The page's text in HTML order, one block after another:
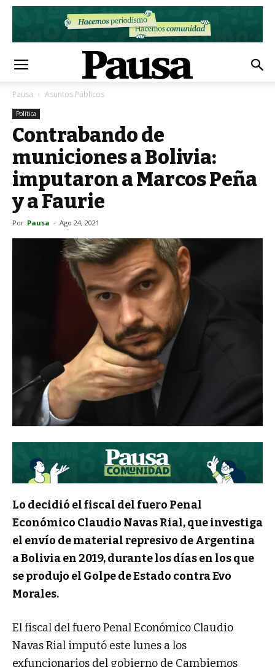
Pausa Asuntos Públicos
Política
Contrabando de
municiones a Bolivia:
imputaron a Marcos Peña
y a Faurie
Por Pausa - Ago 24, 2021
Lo decidió el fiscal del fuero Penal
Económico Claudio Navas Rial, que investiga
el envío de material represivo de Argentina
a Bolivia en 2019, durante los días en los que
se produjo el Golpe de Estado contra Evo
Morales.
El fiscal del fuero Penal Económico Claudio
Navas Rial imputó este lunes a los
exfuncionarios del gobierno de Cambiemos